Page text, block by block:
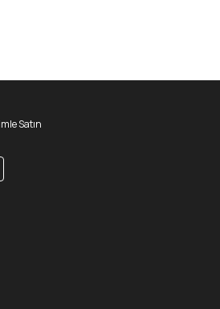
Satın